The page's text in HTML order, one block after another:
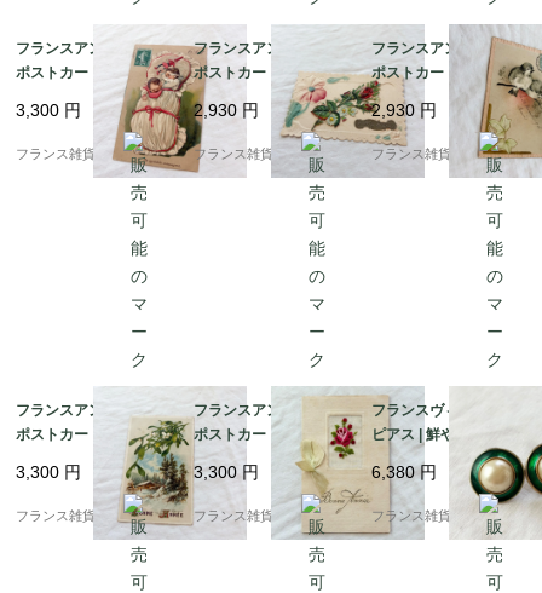
フランスアンティーク
ポストカード |おくるみ
に包まれた赤ちゃん ユ
ーモラスで愛らしい | 1
900年前後
3,300 円
フランス雑貨chouchou
フランスアンティーク
ポストカード | マーガ
レットや勿忘草 エンボ
ス加工（小鳥と草花）|
1900年頃（A008）
2,930 円
フランス雑貨chouchou
フランスアンティーク
ポストカード | 1906年
消印 立体エンボス加工
（小鳥と草花）| （B02
8）
2,930円
フランス雑貨chouchou
フランスアンティーク
ポストカード | ヤドリ
ギと雪景色 幸運の象徴
| 1900年代初頭（J00
3）
3,300 円
フランス雑貨chouchou
フランスアンティーク
ポストカード |ピンクの
薔薇 手刺繍とリボン | 1
900年前後
3,300円
フランス雑貨chouchou
フランスヴィンテージ
ピアス | 鮮やかなエナ
メルグリーン ×大粒フ
ェイクパール | 1970-80
年頃
6,380円
フランス雑貨chouchou